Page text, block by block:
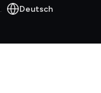
Deutsch